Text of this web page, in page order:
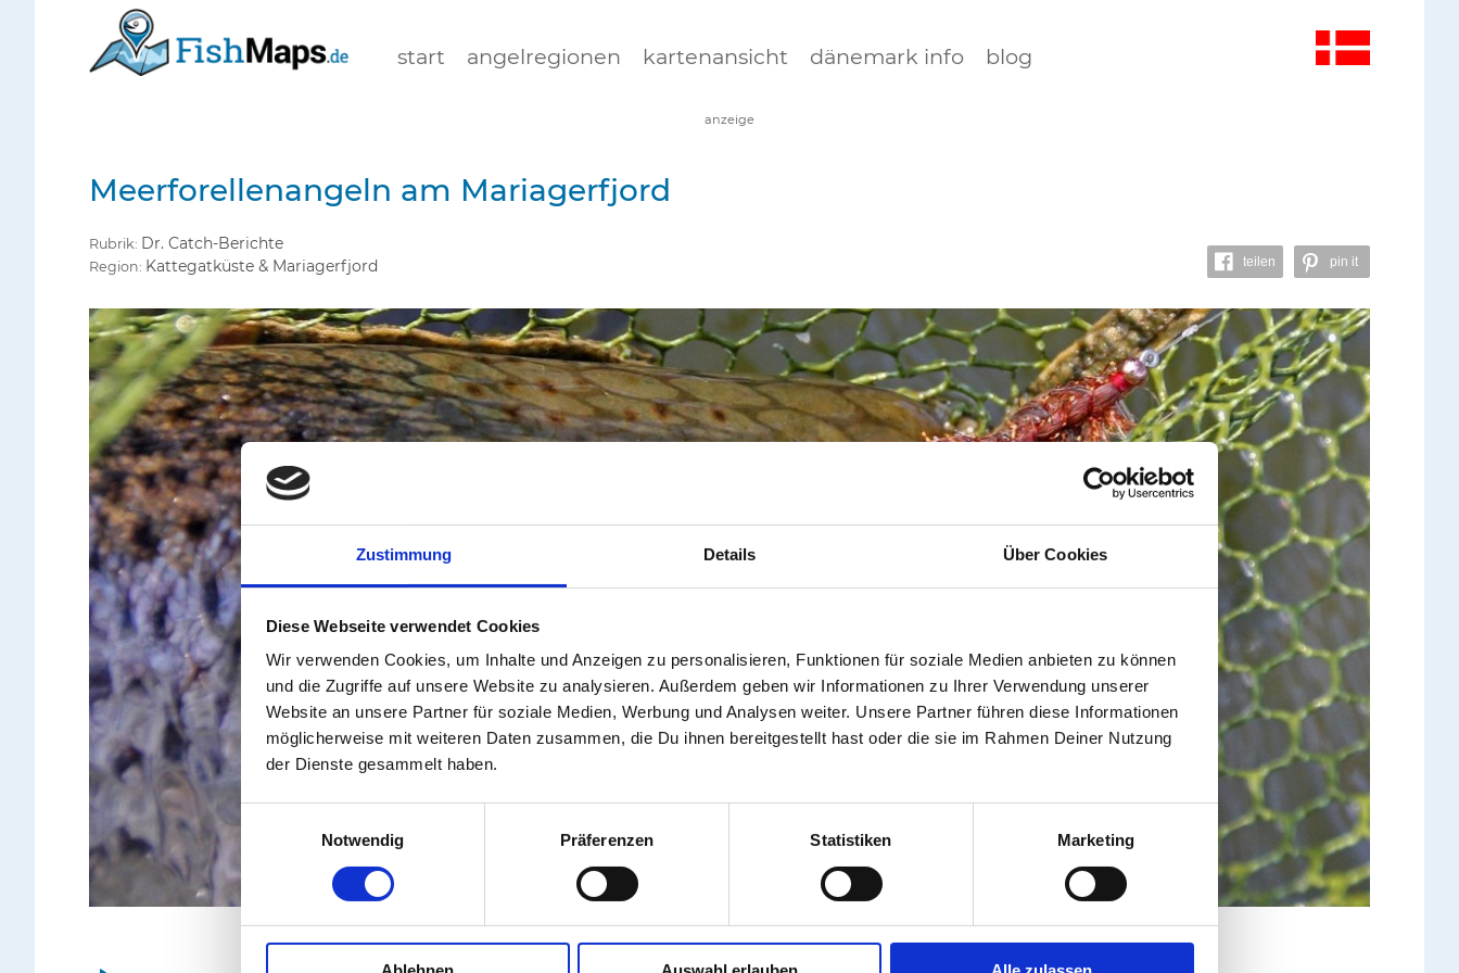
Zustimmung Details Über Cookies
Diese Webseite verwendet Cookies
Wir verwenden Cookies, um Inhalte und Anzeigen zu personalisieren, Funktionen für soziale Medien anbieten zu können
und die Zugriffe auf unsere Website zu analysieren. Außerdem geben wir Informationen zu Ihrer Verwendung unserer
Website an unsere Partner für soziale Medien, Werbung und Analysen weiter. Unsere Partner führen diese Informationen
möglicherweise mit weiteren Daten zusammen, die Du ihnen bereitgestellt hast oder die sie im Rahmen Deiner Nutzung
der Dienste gesammelt haben.
Notwendig
Präferenzen Statistiken Marketing
start angelregionen kartenansicht dänemark info blog
anzeige
Meerforellenangeln am Mariagerfjord
Rubrik: Dr. Catch-Berichte
Region: Kattegatküste & Mariagerfjord teilen pin it
Meerforelle aus dem Mariagerfjord